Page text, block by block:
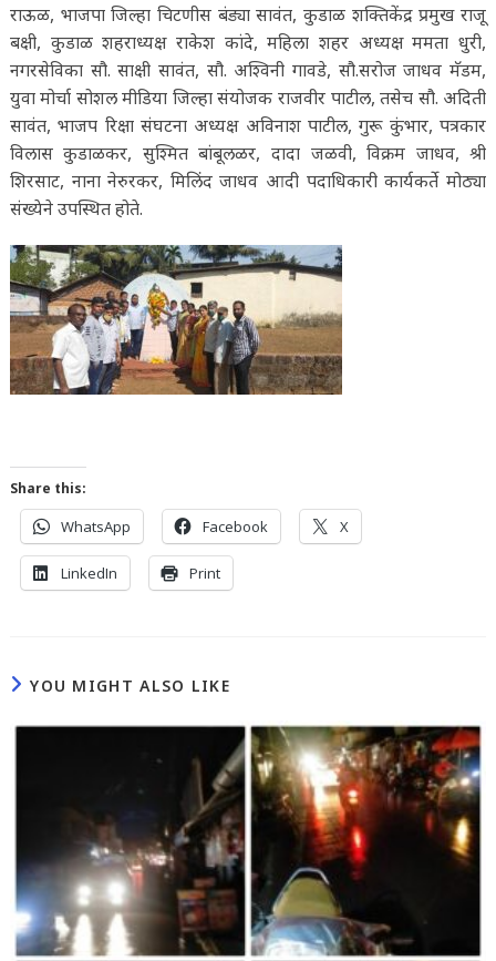
राऊळ, भाजपा जिल्हा चिटणीस बंड्या सावंत, कुडाळ शक्तिकेंद्र प्रमुख राजू
बक्षी, कुडाळ शहराध्यक्ष राकेश कांदे, महिला शहर अध्यक्ष ममता धुरी,
नगरसेविका सौ. साक्षी सावंत, सौ. अश्विनी गावडे, सौ.सरोज जाधव मॅडम,
युवा मोर्चा सोशल मीडिया जिल्हा संयोजक राजवीर पाटील, तसेच सौ. अदिती
सावंत, भाजप रिक्षा संघटना अध्यक्ष अविनाश पाटील, गुरू कुंभार, पत्रकार
विलास कुडाळकर, सुश्मित बांबूलळर, दादा जळवी, विक्रम जाधव, श्री
शिरसाट, नाना नेरुरकर, मिलिंद जाधव आदी पदाधिकारी कार्यकर्ते मोठ्या
संख्येने उपस्थित होते.
Share this:
WhatsApp Facebook X
LinkedIn Print
YOU MIGHT ALSO LIKE